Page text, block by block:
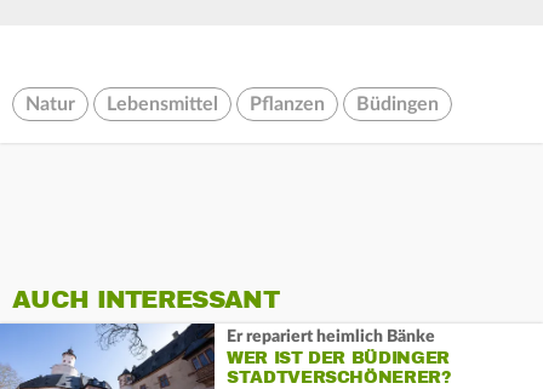
Natur Lebensmittel Pflanzen Büdingen
AUCH INTERESSANT
Er repariert heimlich Bänke
WER IST DER BÜDINGER
STADTVERSCHÖNERER?